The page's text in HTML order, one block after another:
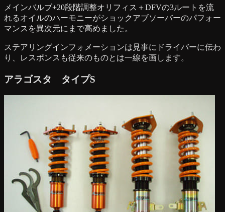
メインバルブ+20段階調整オリフィス＋DFVの3ルートを流
れるオイルのハーモニーがショックアブソーバーのパフォー
マンスを異次元にまで高めました。
ステアリングインフォメーションは見事にドライバーに伝わ
り、レスポンスも従来のものとは一線を画します。
アラゴスタ タイプS